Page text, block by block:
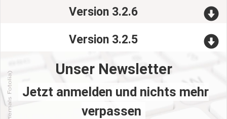
Version 3.2.6
Version 3.2.5
Unser Newsletter
Jetzt anmelden und nichts mehr
verpassen